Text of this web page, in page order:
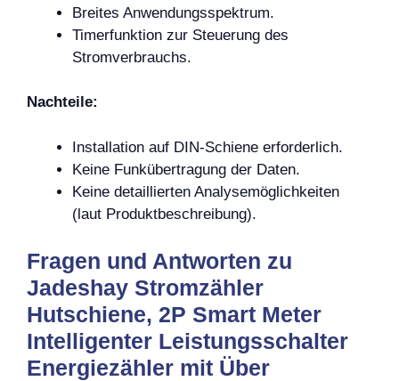
Breites Anwendungsspektrum.
Timerfunktion zur Steuerung des
Stromverbrauchs.
Nachteile:
Installation auf DIN-Schiene erforderlich.
Keine Funkübertragung der Daten.
Keine detaillierten Analysemöglichkeiten
(laut Produktbeschreibung).
Fragen und Antworten zu
Jadeshay Stromzähler
Hutschiene, 2P Smart Meter
Intelligenter Leistungsschalter
Energiezähler mit Über